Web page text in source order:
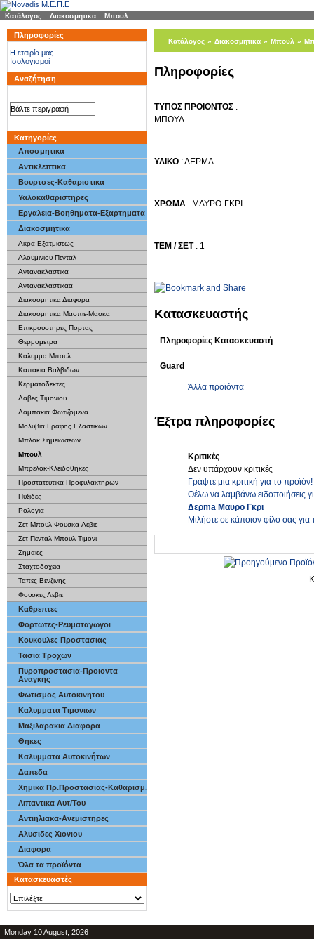
Κατάλογος Διακοσμητικα Μπουλ
Πληροφορίες
H εταιρία μας
Ισολογισμοί
Αναζήτηση
Κατηγορίες
Αποσμητικα
Αντικλεπτικα
Βουρτσες-Καθαριστικα
Υαλοκαθαριστηρες
Εργαλεια-Βοηθηματα-Εξαρτηματα
Διακοσμητικα
Ακρα Εξατμισεως
Αλουμινιου Πενταλ
Αντανακλαστικα
Αντανακλαστικαα
Διακοσμητικα Διαφορα
Διακοσμητικα Μασπιε-Μασκα
Επικρουστηρες Πορτας
Θερμομετρα
Καλυμμα Μπουλ
Καπακια Βαλβιδων
Κερματοδεκτες
Λαβες Τιμονιου
Λαμπακια Φωτιζομενα
Μολυβια Γραφης Ελαστικων
Μπλοκ Σημειωσεων
Μπουλ
Μπρελοκ-Κλειδοθηκες
Προστατευτικα Προφυλακτηρων
Πυξιδες
Ρολογια
Σετ Μπουλ-Φουσκα-Λεβιε
Σετ Πενταλ-Μπουλ-Τιμονι
Σημαιες
Σταχτοδοχεια
Ταπες Βενζινης
Φουσκες Λεβιε
Καθρεπτες
Φορτωτες-Ρευματαγωγοι
Κουκουλες Προστασιας
Τασια Τροχων
Πυροπροστασια-Προιοντα
Αναγκης
Φωτισμος Αυτοκινητου
Καλυμματα Τιμονιων
Μαξιλαρακια Διαφορα
Θηκες
Καλυμματα Αυτοκινήτων
Δαπεδα
Χημικα Πρ.Προστασιας-Καθαρισμ.
Λιπαντικα Αυτ/Του
Αντιηλιακα-Ανεμιστηρες
Αλυσιδες Χιονιου
Διαφορα
Όλα τα προϊόντα
Κατασκευαστές
Κατάλογος » Διακοσμητικα » Μπουλ »
Πληροφορίες
ΤΥΠΟΣ ΠΡΟΙΟΝΤΟΣ :
ΜΠΟΥΛ
ΥΛΙΚΟ : ΔΕΡΜΑ
ΧΡΩΜΑ : ΜΑΥΡΟ-ΓΚΡΙ
ΤΕΜ / ΣΕΤ: 1
Κατασκευαστής
Πληροφορίες Κατασκευαστή
Guard
Άλλα προϊόντα
Έξτρα πληροφορίες
Κριτικές
Δεν υπάρχουν κριτικές
Γράψτε μια κριτική για το προϊόν!
Θέλω να λαμβάνω ειδοποιήσεις
Δερma Μαυρο Γκρι
Μιλήστε σε κάποιον φίλο σας για
Monday 10 August, 2026